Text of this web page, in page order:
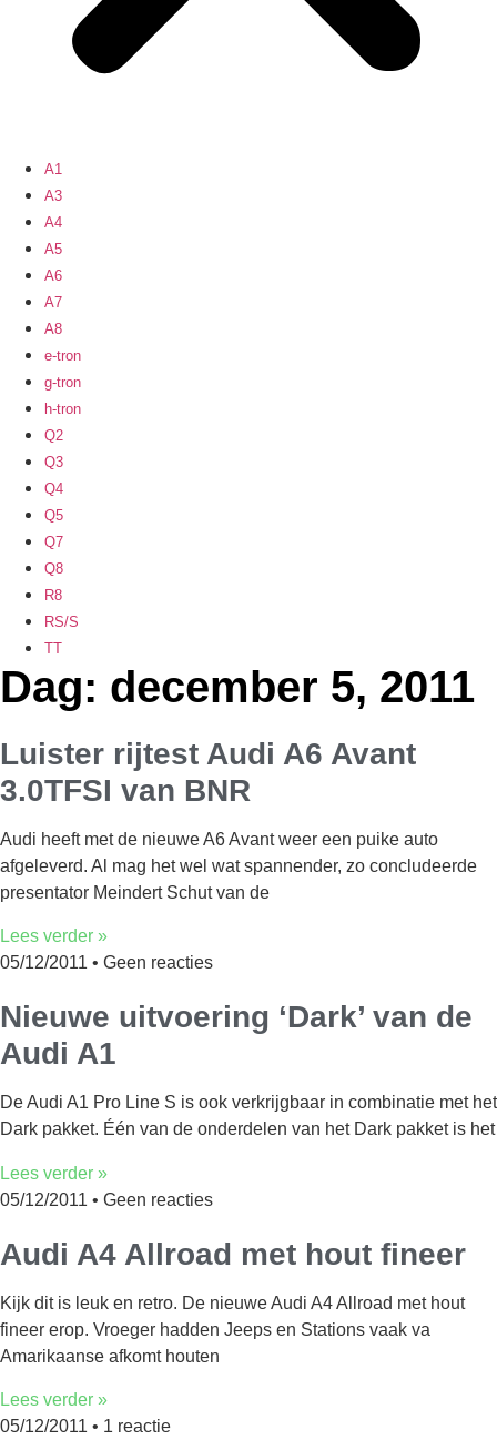
A1
A3
A4
A5
A6
A7
A8
e-tron
g-tron
h-tron
Q2
Q3
Q4
Q5
Q7
Q8
R8
RS/S
TT
Dag: december 5, 2011
Luister rijtest Audi A6 Avant
3.0TFSI van BNR
Audi heeft met de nieuwe A6 Avant weer een puike auto
afgeleverd. Al mag het wel wat spannender, zo concludeerde
presentator Meindert Schut van de
Lees verder »
05/12/2011
Geen reacties
Nieuwe uitvoering ‘Dark’ van de
Audi A1
De Audi A1 Pro Line S is ook verkrijgbaar in combinatie met het
Dark pakket. Één van de onderdelen van het Dark pakket is het
Lees verder »
05/12/2011
Geen reacties
Audi A4 Allroad met hout fineer
Kijk dit is leuk en retro. De nieuwe Audi A4 Allroad met hout
fineer erop. Vroeger hadden Jeeps en Stations vaak va
Amarikaanse afkomt houten
Lees verder »
05/12/2011
1 reactie